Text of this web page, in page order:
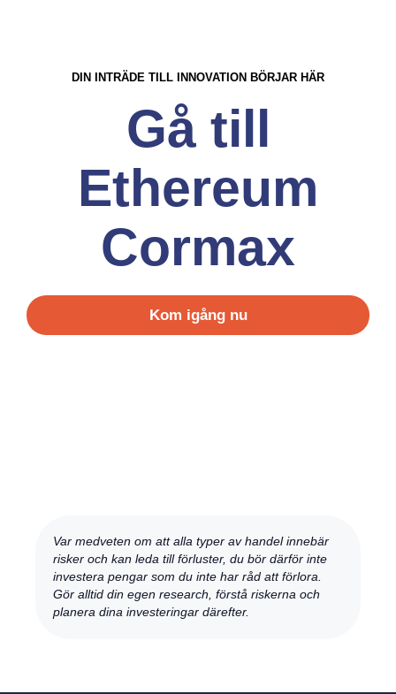
DIN INTRÄDE TILL INNOVATION BÖRJAR HÄR
Gå till
Ethereum
Cormax
Kom igång nu
Var medveten om att alla typer av handel innebär
risker och kan leda till förluster, du bör därför inte
investera pengar som du inte har råd att förlora.
Gör alltid din egen research, förstå riskerna och
planera dina investeringar därefter.